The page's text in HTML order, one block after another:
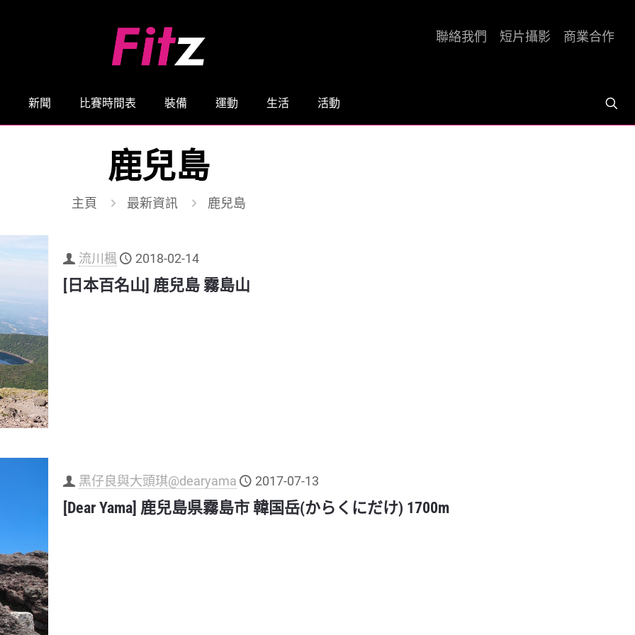
新聞 比賽時間表 裝備 運動 生活 活動
聯絡我們 短片攝影 商業合作
鹿兒島
主頁 最新資訊 鹿兒島
流川楓 2018-02-14
[日本百名山] 鹿兒島 霧島山
黑仔良與大頭琪@dearyama 2017-07-13
[Dear Yama] 鹿兒島県霧島市 韓国岳(からくにだけ) 1700m